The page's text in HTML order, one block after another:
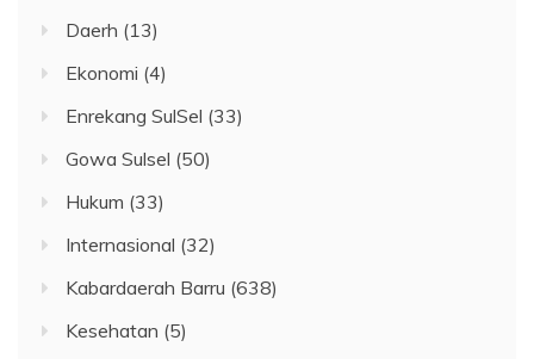
Daerh (13)
Ekonomi (4)
Enrekang SulSel (33)
Gowa Sulsel (50)
Hukum (33)
Internasional (32)
Kabardaerah Barru (638)
Kesehatan (5)